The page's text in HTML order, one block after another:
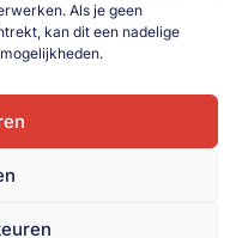
Als je geen
kan dit een nadelige
zou liever rijk zijn dan
Toevoegen aan